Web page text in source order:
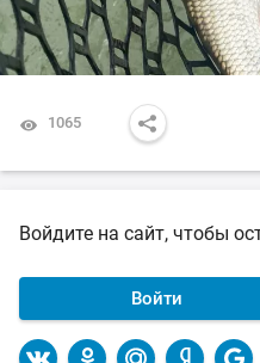
1065
Войдите на сайт, чтобы
Войти